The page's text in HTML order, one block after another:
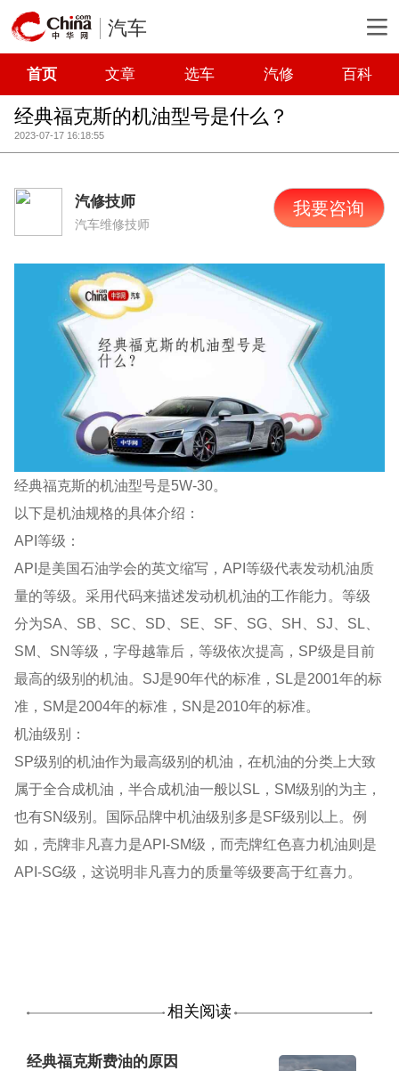
汽车
首页 文章 选车 汽修 百科
经典福克斯的机油型号是什么？
2023-07-17 16:18:55
汽修技师
汽车维修技师
我要咨询
经典福克斯的机油型号是5W-30。
以下是机油规格的具体介绍：
API等级：
API是美国石油学会的英文缩写，API等级代表发动机油质
量的等级。采用代码来描述发动机机油的工作能力。等级
分为SA、SB、SC、SD、SE、SF、SG、SH、SJ、SL、
SM、SN等级，字母越靠后，等级依次提高，SP级是目前
最高的级别的机油。SJ是90年代的标准，SL是2001年的标
准，SM是2004年的标准，SN是2010年的标准。
机油级别：
SP级别的机油作为最高级别的机油，在机油的分类上大致
属于全合成机油，半合成机油一般以SL，SM级别的为主，
也有SN级别。国际品牌中机油级别多是SF级别以上。例
如，壳牌非凡喜力是API-SM级，而壳牌红色喜力机油则是
API-SG级，这说明非凡喜力的质量等级要高于红喜力。
相关阅读
经典福克斯费油的原因